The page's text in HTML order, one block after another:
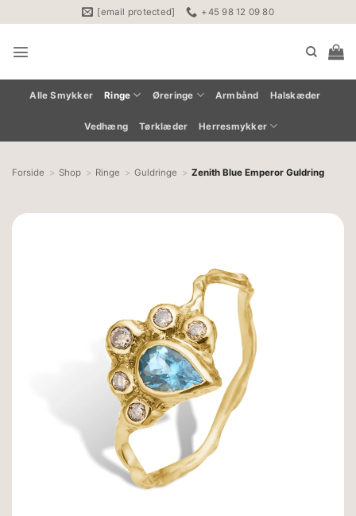
til
indhold
[email protected] +45 98 12 09 80
Alle Smykker Ringe Øreringe Armbånd Halskæder
Vedhæng Tørklæder Herresmykker
Forside Shop Ringe Guldringe Zenith Blue Emperor Guldring